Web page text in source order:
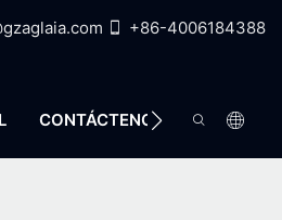
+86-4006184388
CONTÁCTENOS